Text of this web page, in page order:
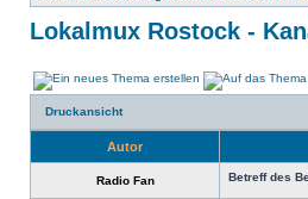
Lokalmux Rostock -
Druckansicht
Autor
Radio Fan Betreff des